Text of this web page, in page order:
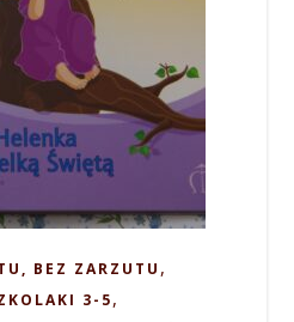
BEZ ZARZUTU ,
3-5,